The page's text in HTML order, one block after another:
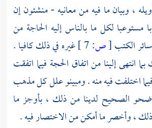
، وبيان ما فيه من معانيه - منشئون إن
مستوعبا لكل ما بالناس إليه الحاجة من
الكتب[ص:
غيره في ذلك كافيا .
انتهى إلينا من اتفاق الحجة فيما اتفقت
اختلفت فيه منه . ومبينو علل كل مذهب
الصحيح لدينا من ذلك ، بأوجز ما
، وأخصر ما أمكن من الاختصار فيه .